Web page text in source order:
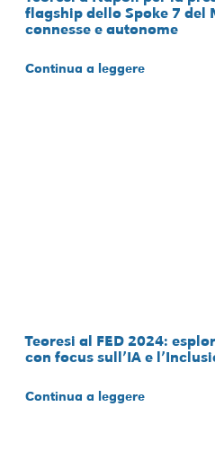
flagship dello Spoke 7 del
connesse e autonome
Continua a leggere
Teoresi al FED 2024:
con focus sull’IA e
Continua a leggere